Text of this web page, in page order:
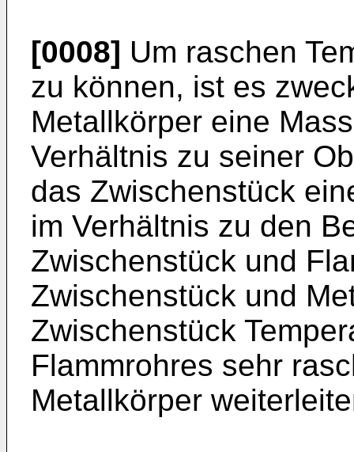
[0008] Um raschen
zu können, ist es
Metallkörper eine
Verhältnis zu seiner
das Zwischenstück
im Verhältnis zu den
Zwischenstück und
Zwischenstück und
Zwischenstück
Flammrohres sehr
Metallkörper